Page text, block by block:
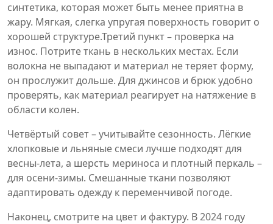
синтетика, которая может быть менее приятна в
жару. Мягкая, слегка упругая поверхность говорит о
хорошей структуре.Третий пункт – проверка на
износ. Потрите ткань в нескольких местах. Если
волокна не выпадают и материал не теряет форму,
он прослужит дольше. Для джинсов и брюк удобно
проверять, как материал реагирует на натяжение в
области колен.
Четвёртый совет – учитывайте сезонность. Лёгкие
хлопковые и льняные смеси лучше подходят для
весны‑лета, а шерсть мериноса и плотный перкаль –
для осени‑зимы. Смешанные ткани позволяют
адаптировать одежду к переменчивой погоде.
Наконец, смотрите на цвет и фактуру. В 2024 году